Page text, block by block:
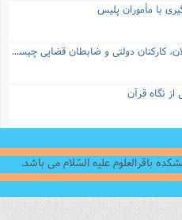
با مأموران پلیس
مجازات‌ توهین به افراد، مسئولان، کارکنان دولتی و ضابطان قضایی چیست؟
نگاه قرآن
باقرالعلوم علیه السّلام می باشد.